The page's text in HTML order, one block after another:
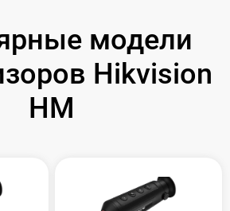
модели
Hikvision
HM